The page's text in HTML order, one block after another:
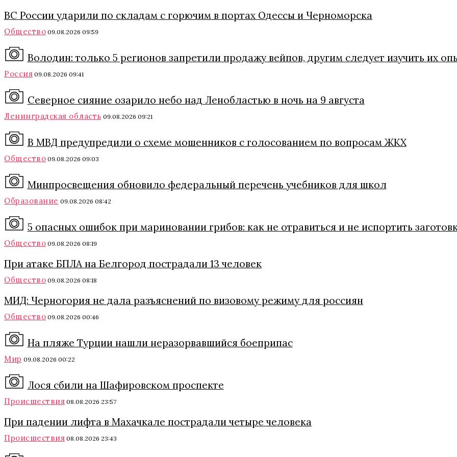
ВС России ударили по складам с горючим в портах Одессы и Черноморска
Общество 09.08.2026 09:59
Володин: только 5 регионов запретили продажу вейпов, другим следует изучить их
Россия 09.08.2026 09:41
Северное сияние озарило небо над Ленобластью в ночь на 9 августа
Ленинградская область 09.08.2026 09:21
В МВД предупредили о схеме мошенников с голосованием по вопросам ЖКХ
Общество 09.08.2026 09:03
Минпросвещения обновило федеральный перечень учебников для школ
Образование 09.08.2026 08:42
5 опасных ошибок при мариновании грибов: как не отравиться и не испортить
Общество 09.08.2026 08:19
При атаке БПЛА на Белгород пострадали 13 человек
Общество 09.08.2026 08:18
МИД: Черногория не дала разъяснений по визовому режиму для россиян
Общество 09.08.2026 00:46
На пляже Турции нашли неразорвавшийся боеприпас
Мир 09.08.2026 00:22
Лося сбили на Шафировском проспекте
Происшествия 08.08.2026 23:57
При падении лифта в Махачкале пострадали четыре человека
Происшествия 08.08.2026 23:43